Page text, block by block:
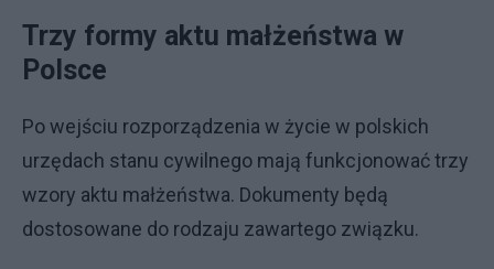
Trzy formy aktu małżeństwa w
Polsce
Po wejściu rozporządzenia w życie w polskich
urzędach stanu cywilnego mają funkcjonować trzy
wzory aktu małżeństwa. Dokumenty będą
dostosowane do rodzaju zawartego związku.